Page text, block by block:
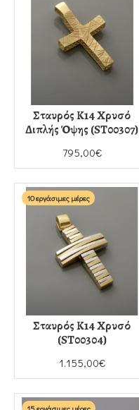
Σταυρός Κ14 Χρυσό
Διπλής Όψης (ST00307)
795,00€
10 εργάσιμες μέρες
Σταυρός Κ14 Χρυσό
(ST00304)
1.155,00€